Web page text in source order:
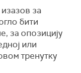
за
бити
за опозицију
или
тренутку